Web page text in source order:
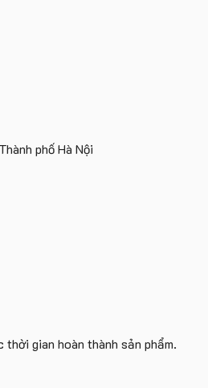
phố Hà Nội
gian hoàn thành sản phẩm.